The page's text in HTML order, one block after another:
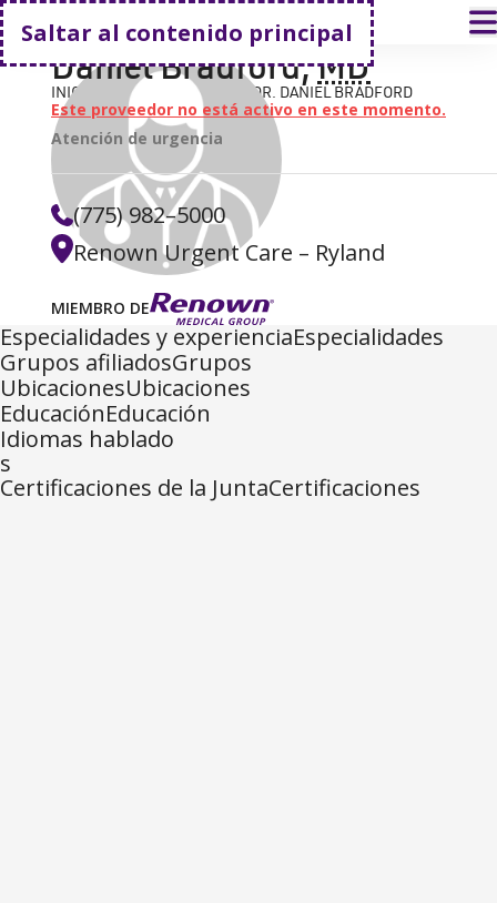
Saltar al contenido principal
Volver a casa
INICIO BUSCAR UN MÉDICO DR. DANIEL BRADFORD
MIEMBRO DE
Daniel Bradford,MD
Este proveedor no está activo en este momento.
Atención de urgencia
(775) 982–5000
Renown Urgent Care – Ryland
Especialidades y experienciaEspecialidades
Grupos afiliadosGrupos
UbicacionesUbicaciones
EducaciónEducación
Idiomas hablado
s
Certificaciones de la JuntaCertificaciones